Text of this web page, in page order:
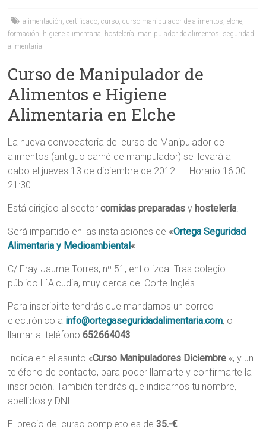
alimentación,certificado,curso,curso manipulador de alimentos,elche,
formación, higiene alimentaria, hostelería, manipulador de alimentos, seguridad
alimentaria
Curso de Manipulador de
Alimentos e Higiene
Alimentaria en Elche
La nueva convocatoria del curso de Manipulador de
alimentos (antiguo carné de manipulador) se llevará a
cabo el jueves 13 de diciembre de 2012 . Horario 16:00-
21:30
Está dirigido al sectorcomidas preparadas y hostelería.
Será impartido en las instalaciones de«Ortega Seguridad
Alimentaria y Medioambiental«
C/ Fray Jaume Torres, nº 51, entlo izda. Tras colegio
público L´Alcudia, muy cerca del Corte Inglés.
Para inscribirte tendrás que mandarnos un correo
electrónico a info@ortegaseguridadalimentaria.com, o
llamar al teléfono652664043.
Indica en el asunto «Curso Manipuladores Diciembre «, y un
teléfono de contacto, para poder llamarte y confirmarte la
inscripción. También tendrás que indicarnos tu nombre,
apellidos y DNI.
El precio del curso completo es de35.-€